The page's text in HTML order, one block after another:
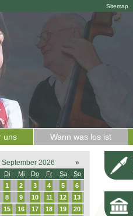
Sitemap
uns Wann was los ist
September 2026 »
Di Mi Do Fr Sa
So
1 2 3 4 5
6
8 9 10 11 12
13
15 16 17 18 19
20